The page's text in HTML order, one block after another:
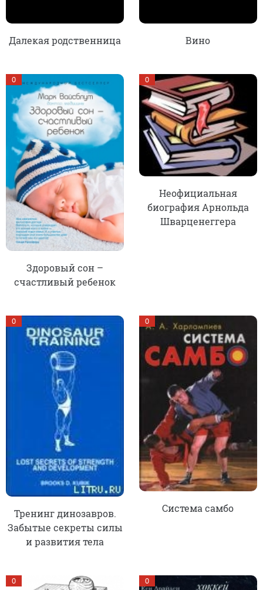
Далекая родственница Вино
Здоровый сон –
счастливый ребенок
0
Неофициальная
биография Арнольда
Шварценеггера
0
Тренинг динозавров.
Забытые секреты силы
и развития тела
0
Система самбо
0
0 0